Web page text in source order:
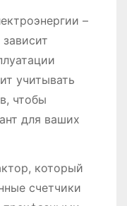
–
учитывать
чтобы
для ваших
который
счетчики